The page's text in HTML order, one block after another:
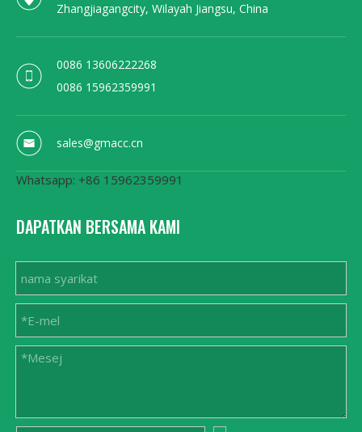
Zhangjiagangcity, Wilayah Jiangsu, China
0086 13606222268
0086 15962359991
sales@gmacc.cn
Whatsapp: +86 15962359991
DAPATKAN BERSAMA KAMI